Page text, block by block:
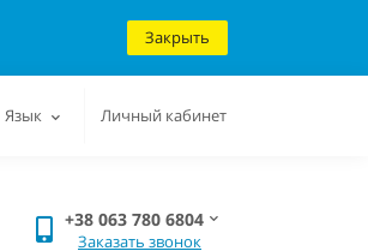
Закрыть
Язык Личный кабинет
+38 063 780 6804
Заказать звонок